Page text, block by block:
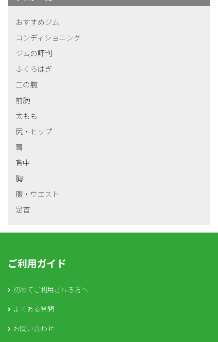
おすすめジム
コンディショニング
ジムの評判
ふくらはぎ
二の腕
前腕
太もも
尻・ヒップ
肩
背中
胸
腹・ウエスト
足首
ご利用ガイド
初めてご利用される方へ
よくある質問
お問い合わせ